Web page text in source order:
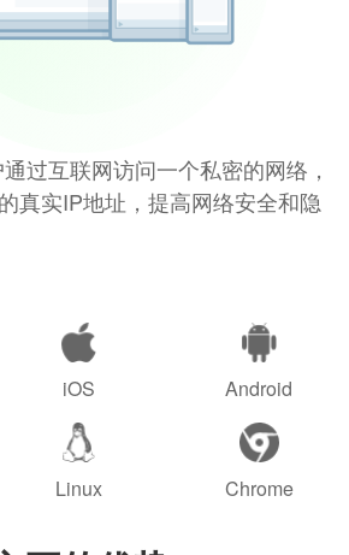
过互联网访问一个私密的网络，
真实IP地址，提高网络安全和隐
iOS Android
Linux Chrome